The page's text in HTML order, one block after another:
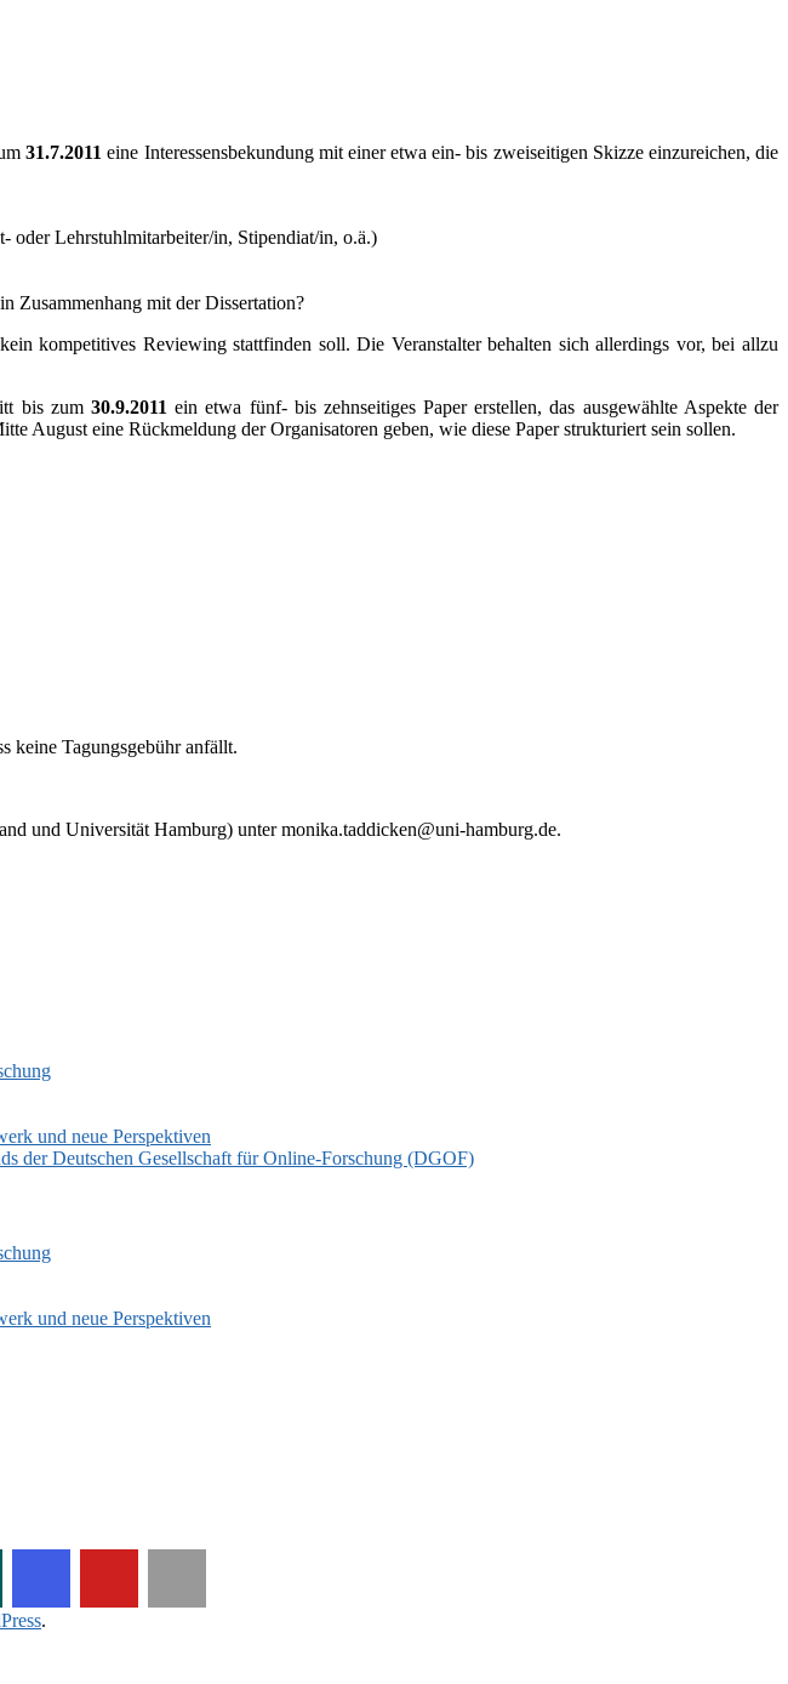
31.7.2011 eine Interessensbekundung mit einer etwa ein- bis zweiseitigen Skizze einzureichen, die
oder Lehrstuhlmitarbeiter/in, Stipendiat/in, o.ä.)
Zusammenhang mit der Dissertation?
kompetitives Reviewing stattfinden soll. Die Veranstalter behalten sich allerdings vor, bei allzu
bis zum 30.9.2011 ein etwa fünf- bis zehnseitiges Paper erstellen, das ausgewählte Aspekte der
August eine Rückmeldung der Organisatoren geben, wie diese Paper strukturiert sein sollen.
keine Tagungsgebühr anfällt.
und Universität Hamburg) unter monika.taddicken@uni-hamburg.de.
und neue Perspektiven
der Deutschen Gesellschaft für Online-Forschung (DGOF)
und neue Perspektiven
.